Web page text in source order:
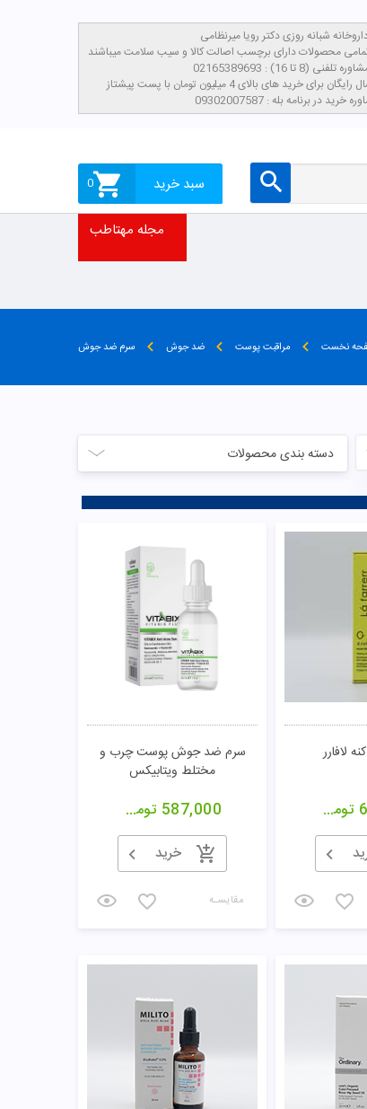
برای خرید های بالای 4 میلیون تومان با پست پیشتاز
خرید در برنامه بله : 09302007587
سبد خرید 0
مجله مهتاطب
نخست مراقبت پوست ضد جوش سرم ضد جوش
دسته بندی محصولات
لافارر
تومان
سرم ضد جوش پوست چرب و
مختلط ویتابیکس
587,000 تومان
خرید
مقایسـه